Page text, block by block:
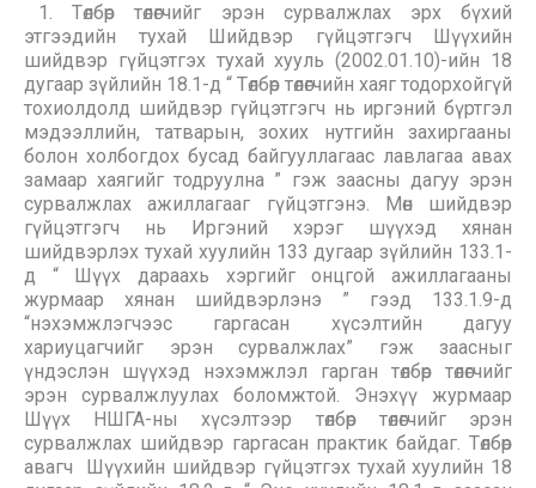
1. Төлбөр төлөгчийг эрэн сурвалжлах эрх бүхий
этгээдийн тухай Шийдвэр гүйцэтгэгч Шүүхийн
шийдвэр гүйцэтгэх тухай хууль (2002.01.10)-ийн 18
дугаар зүйлийн 18.1-д “ Төлбөр төлөгчийн хаяг тодорхойгүй
тохиолдолд шийдвэр гүйцэтгэгч нь иргэний бүртгэл
мэдээллийн, татварын, зохих нутгийн захиргааны
болон холбогдох бусад байгууллагаас лавлагаа авах
замаар хаягийг тодруулна ” гэж заасны дагуу эрэн
сурвалжлах ажиллагааг гүйцэтгэнэ. Мөн шийдвэр
гүйцэтгэгч нь Иргэний хэрэг шүүхэд хянан
шийдвэрлэх тухай хуулийн 133 дугаар зүйлийн 133.1-
д “ Шүүх дараахь хэргийг онцгой ажиллагааны
журмаар хянан шийдвэрлэнэ ” гээд 133.1.9-д
“нэхэмжлэгчээс гаргасан хүсэлтийн дагуу
хариуцагчийг эрэн сурвалжлах” гэж заасныг
үндэслэн шүүхэд нэхэмжлэл гарган төлбөр төлөгчийг
эрэн сурвалжлуулах боломжтой. Энэхүү журмаар
Шүүх НШГА-ны хүсэлтээр төлбөр төлөгчийг эрэн
сурвалжлах шийдвэр гаргасан практик байдаг. Төлбөр
авагч ​ Шүүхийн шийдвэр гүйцэтгэх тухай хуулийн 18